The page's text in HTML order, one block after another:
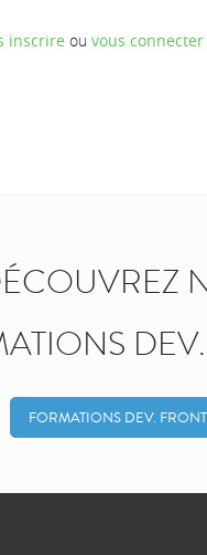
inscrire ou vous connecter
FORMATIONS DEV. FRONT